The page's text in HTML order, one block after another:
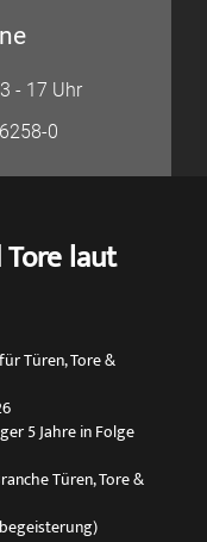
- 17 Uhr
0
laut
Türen, Tore &
5 Jahre in Folge
Türen, Tore &